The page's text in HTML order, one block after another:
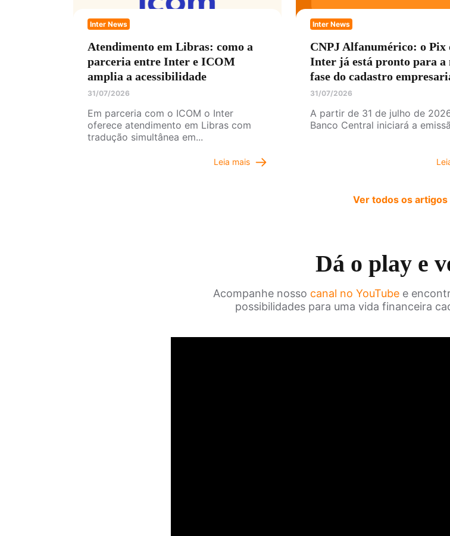
Inter News
Atendimento em Libras: como a
parceria entre Inter e ICOM
amplia a acessibilidade
31/07/2026
Em parceria com o ICOM o Inter
oferece atendimento em Libras com
tradução simultânea em...
Leia mais
Inter News
CNPJ Alfanumérico: o Pix
Inter já está pronto para a
fase do cadastro
31/07/2026
A partir de 31 de julho de
Banco Central iniciará a
Ver todos os artigos
Dá o play e
Acompanhe nosso canal no YouTube e
possibilidades para uma vida financeira